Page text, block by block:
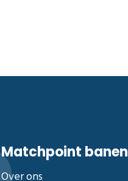
Matchpoint banen
Over ons